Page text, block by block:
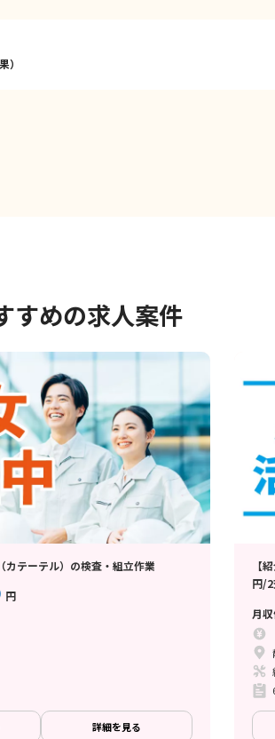
）
すめの求人案件
カテーテル）の検査・組立作業
円
詳細を見る
【
円/
月